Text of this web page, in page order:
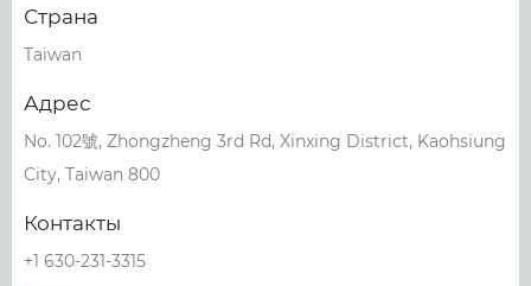
Страна
Taiwan
Адрес
No. 102號, Zhongzheng 3rd Rd, Xinxing District, Kaohsiung
City, Taiwan 800
Контакты
+1 630-231-3315